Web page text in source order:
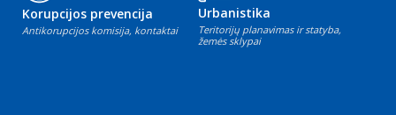
Korupcijos prevencija
Antikorupcijos komisija, kontaktai
Urbanistika
Teritorijų planavimas ir statyba,
žemės sklypai